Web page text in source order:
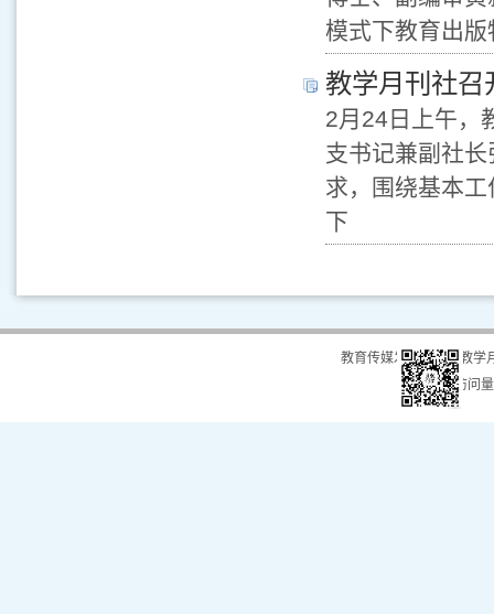
模式下教育出
教学月刊社召
2月24日上午，
支书记兼副社
求，围绕基本
下
教育传媒发展中心（教
总访问